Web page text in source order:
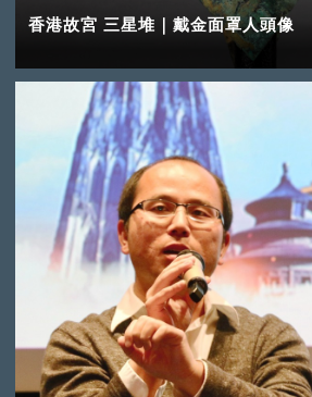
香港故宮 三星堆｜戴金面罩人頭像